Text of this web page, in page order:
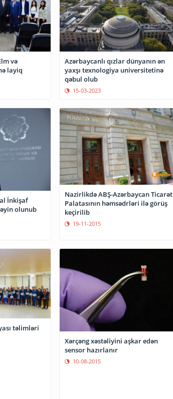
və
layiq
Azərbaycanlı qızlar dünyanın ən
yaxşı texnologiya universitetinə
qəbul olub
15-03-2023
İnkişaf
olunub
Nazirlikdə ABŞ-Azərbaycan Ticarət
Palatasının həmsədrləri ilə görüş
keçirilib
19-11-2015
təlimləri
Xərçəng xəstəliyini aşkar edən
sensor hazırlanır
10-08-2015